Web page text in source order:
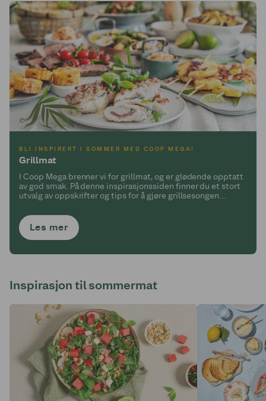
BLI INSPIRERT I SOMMER MED COOP MEGA!
Grillmat
I Coop Mega brenner vi for grillmat, og er glødende opptatt
av god smak. På denne inspirasjonssiden finner du et stort
utvalg av oppskrifter og tips for å gjøre grillsesongen
Les mer
Inspirasjon til sommermat